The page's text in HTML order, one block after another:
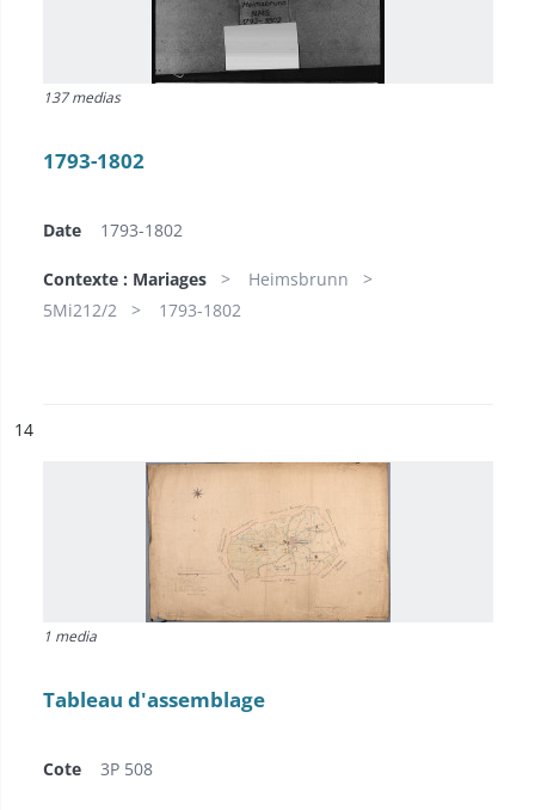
137 medias
1793-1802
Date 1793-1802
Contexte : Mariages
Heimsbrunn
5Mi212/2
1793-1802
n°
14
1 media
Tableau d'assemblage
Cote 3P 508